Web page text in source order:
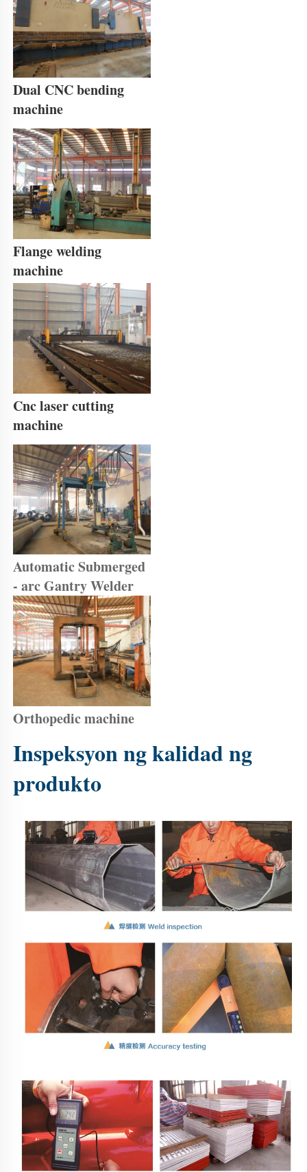
Dual CNC bending
machine
Flange welding
machine
Cnc laser cutting
machine
Automatic Submerged
- arc Gantry Welder
Orthopedic machine
Inspeksyon ng kalidad ng
produkto